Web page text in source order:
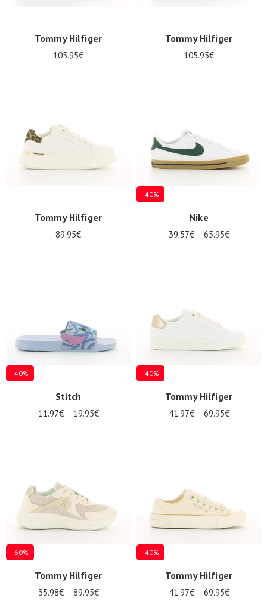
Tommy Hilfiger
105.95€
Tommy Hilfiger
105.95€
Tommy Hilfiger
89.95€
-40%
Nike
39.57€ 65.95€
-40%
Stitch
11.97€ 19.95€
-40%
Tommy Hilfiger
41.97€ 69.95€
-60%
Tommy Hilfiger
35.98€ 89.95€
-40%
Tommy Hilfiger
41.97€ 69.95€